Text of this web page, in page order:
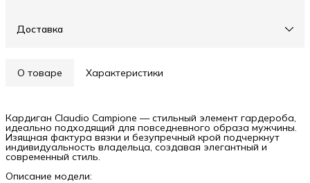
Доставка
О товаре Характеристики
Кардиган Claudio Campione — стильный элемент гардероба,
идеально подходящий для повседневного образа мужчины.
Изящная фактура вязки и безупречный крой подчеркнут
индивидуальность владельца, создавая элегантный и
современный стиль.
Описание модели: